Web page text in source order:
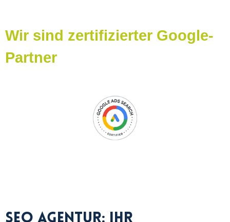
Wir sind zertifizierter Google-
Partner
SEO Agentur: Ihr